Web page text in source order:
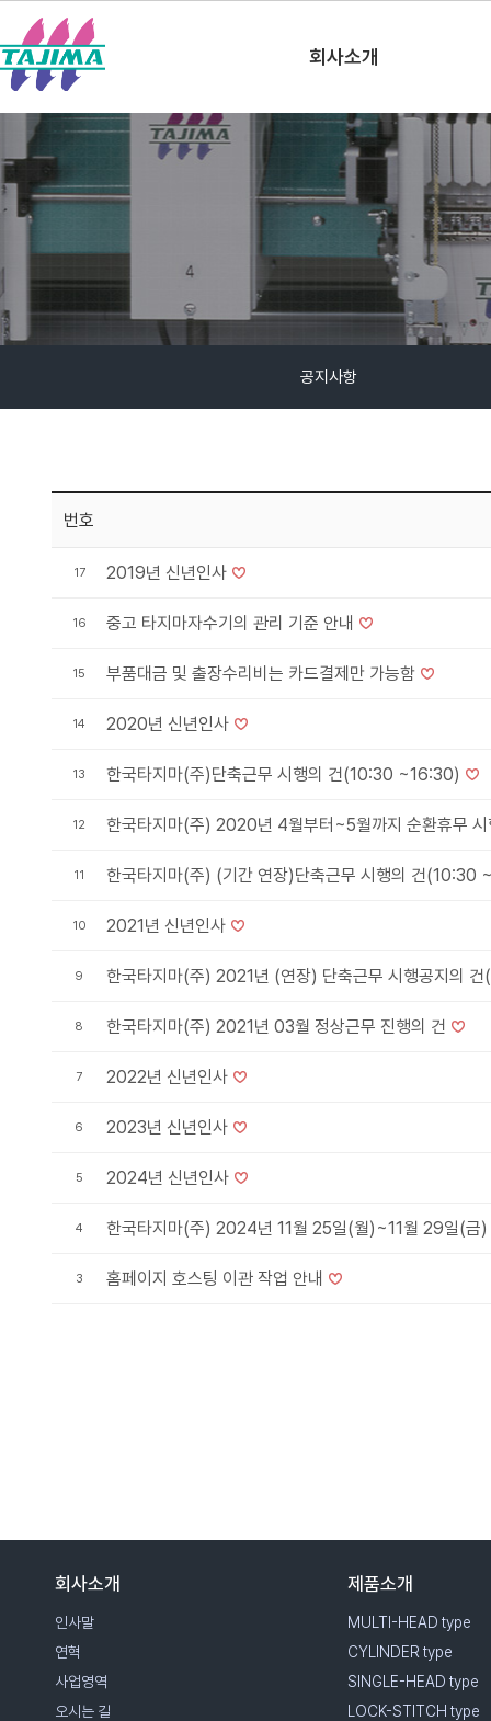
회사소개
공지사항
번호
17 2019년 신년인사
16 중고 타지마자수기의 관리 기준 안내
15 부품대금 및 출장수리비는 카드결제만 가능함
14 2020년 신년인사
13 한국타지마(주)단축근무 시행의 건(10:30 ~16:30)
12 한국타지마(주) 2020년 4월부터~5월까지 순환휴무 시
11 한국타지마(주) (기간 연장)단축근무 시행의 건(10:30
10 2021년 신년인사
9 한국타지마(주) 2021년 (연장) 단축근무 시행공지의
8 한국타지마(주) 2021년 03월 정상근무 진행의 건
7 2022년 신년인사
6 2023년 신년인사
5 2024년 신년인사
4 한국타지마(주) 2024년 11월 25일(월)~11월 29일(금)
3 홈페이지 호스팅 이관 작업 안내
회사소개
인사말
연혁
사업영역
오시는 길
제품소개
MULTI-HEAD type
CYLINDER type
SINGLE-HEAD type
LOCK-STITCH type